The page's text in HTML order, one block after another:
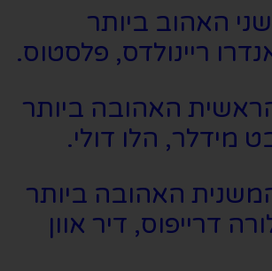
האהוב ביותר
ריינולדס, פלסטוס.
האהובה ביותר
מידלר, הלו דולי.
האהובה ביותר
דרייפוס, דיר אוון